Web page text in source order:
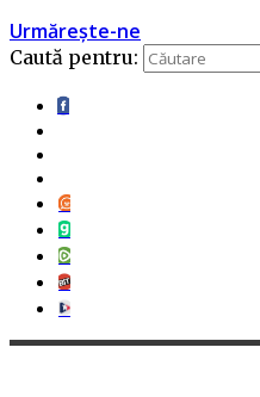
Urmărește-ne
Caută pentru: